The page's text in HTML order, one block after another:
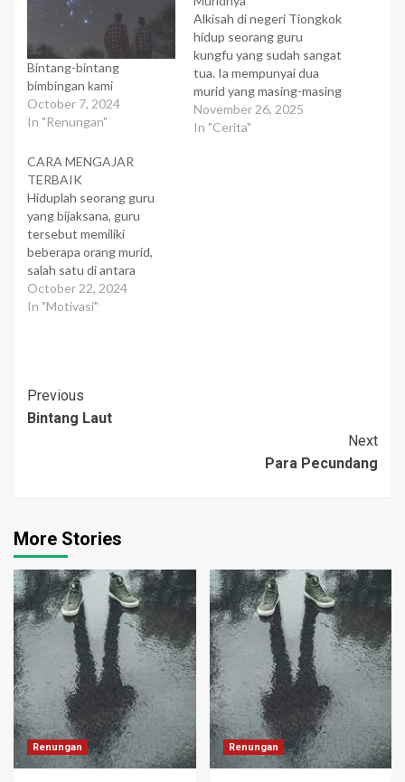
Bintang-bintang
bimbingan kami
October 7, 2024
In "Renungan"
Alkisah di negeri Tiongkok
hidup seorang guru
kungfu yang sudah sangat
tua. Ia mempunyai dua
murid yang masing-masing
memiliki tingkat
keseriusan, semangat,
November 26, 2025
In "Cerita"
CARA MENGAJAR
TERBAIK
Hiduplah seorang guru
yang bijaksana, guru
tersebut memiliki
beberapa orang murid,
salah satu di antara
muridnya ada yang gagu.
Suatu hari sang guru
dan sebarkanlah ajaran
Kebenaran yang telah
October 22, 2024
In "Motivasi"
Post
Navigation
Previous
Bintang Laut
Next
Para Pecundang
More Stories
Renungan Renungan